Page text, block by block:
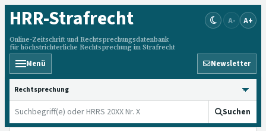
HRR-Strafrecht
Online-Zeitschrift und Rechtsprechungsdatenbank
für höchstrichterliche Rechtsprechung im Strafrecht
A- A+
Menü Newsletter
HRRS durchsuchen
Suchen